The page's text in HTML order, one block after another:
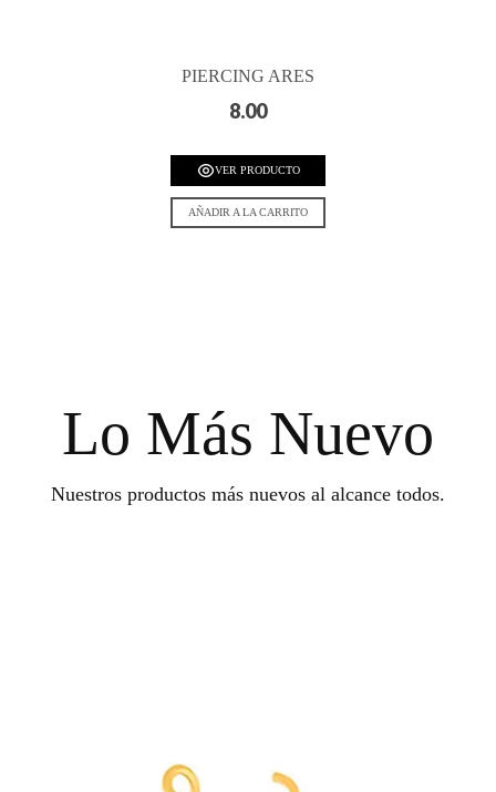
PIERCING ARES
8.00
VER PRODUCTO
AÑADIR A LA CARRITO
Lo Más Nuevo
Nuestros productos más nuevos al alcance todos.